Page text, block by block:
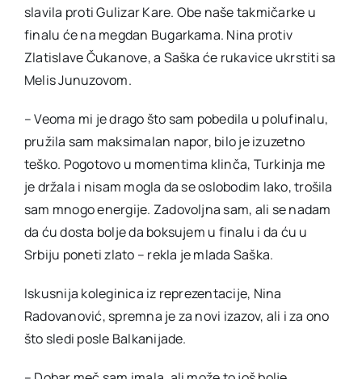
slavila proti Gulizar Kare. Obe naše takmičarke u
finalu će na megdan Bugarkama. Nina protiv
Zlatislave Čukanove, a Saška će rukavice ukrstiti sa
Melis Junuzovom.
– Veoma mi je drago što sam pobedila u polufinalu,
pružila sam maksimalan napor, bilo je izuzetno
teško. Pogotovo u momentima klinča, Turkinja me
je držala i nisam mogla da se oslobodim lako, trošila
sam mnogo energije. Zadovoljna sam, ali se nadam
da ću dosta bolje da boksujem u finalu i da ću u
Srbiju poneti zlato – rekla je mlada Saška.
Iskusnija koleginica iz reprezentacije, Nina
Radovanović, spremna je za novi izazov, ali i za ono
što sledi posle Balkanijade.